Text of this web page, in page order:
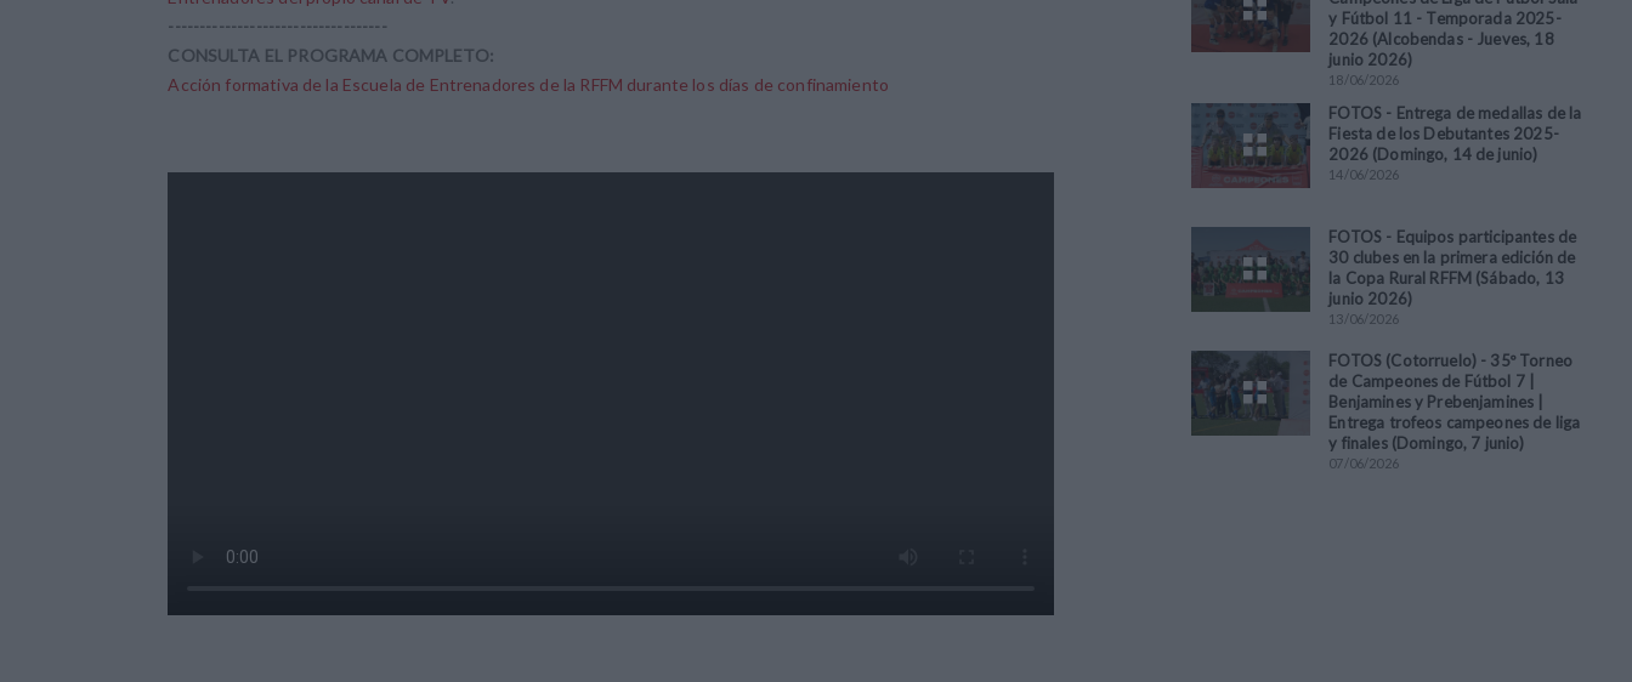
-----------------------------------
CONSULTA EL PROGRAMA COMPLETO:
Acción formativa de la Escuela de Entrenadores de la RFFM durante los días de confinamiento
y Fútbol 11 - Temporada 2025-
2026 (Alcobendas - Jueves, 18
junio 2026)
18/06/2026
FOTOS - Entrega de medallas de la
Fiesta de los Debutantes 2025-
2026 (Domingo, 14 de junio)
14/06/2026
FOTOS - Equipos participantes de
30 clubes en la primera edición de
la Copa Rural RFFM (Sábado, 13
junio 2026)
13/06/2026
FOTOS (Cotorruelo) - 35º Torneo
de Campeones de Fútbol 7 |
Benjamines y Prebenjamines |
Entrega trofeos campeones de liga
y finales (Domingo, 7 junio)
07/06/2026